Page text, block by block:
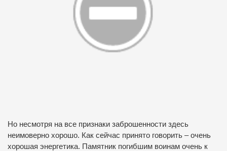
Но несмотря на все признаки заброшенности здесь
неимоверно хорошо. Как сейчас принято говорить – очень
хорошая энергетика. Памятник погибшим воинам очень к